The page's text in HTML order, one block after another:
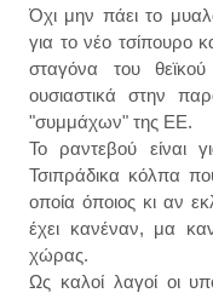
Όχι μην πάει το
για το νέο τσίπουρο
σταγόνα του
ουσιαστικά στην
"συμμάχων" της ΕΕ.
Το ραντεβού είναι
Τσιπράδικα κόλπα
οποία όποιος κι αν
έχει κανέναν, μα
χώρας.
Ως καλοί λαγοί οι